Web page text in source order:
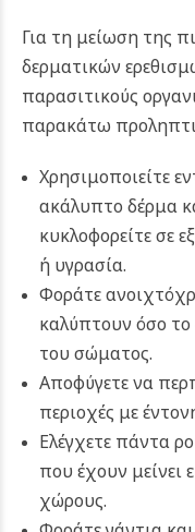
Για τη μείωση της
δερματικών
παρασιτικούς
παρακάτω
Χρησιμοποιείτε
ακάλυπτο δέρμα
κυκλοφορείτε σε
ή υγρασία.
Φοράτε
καλύπτουν όσο το
του σώματος.
Αποφύγετε να
περιοχές με
Ελέγχετε πάντα
που έχουν μείνει
χώρους.